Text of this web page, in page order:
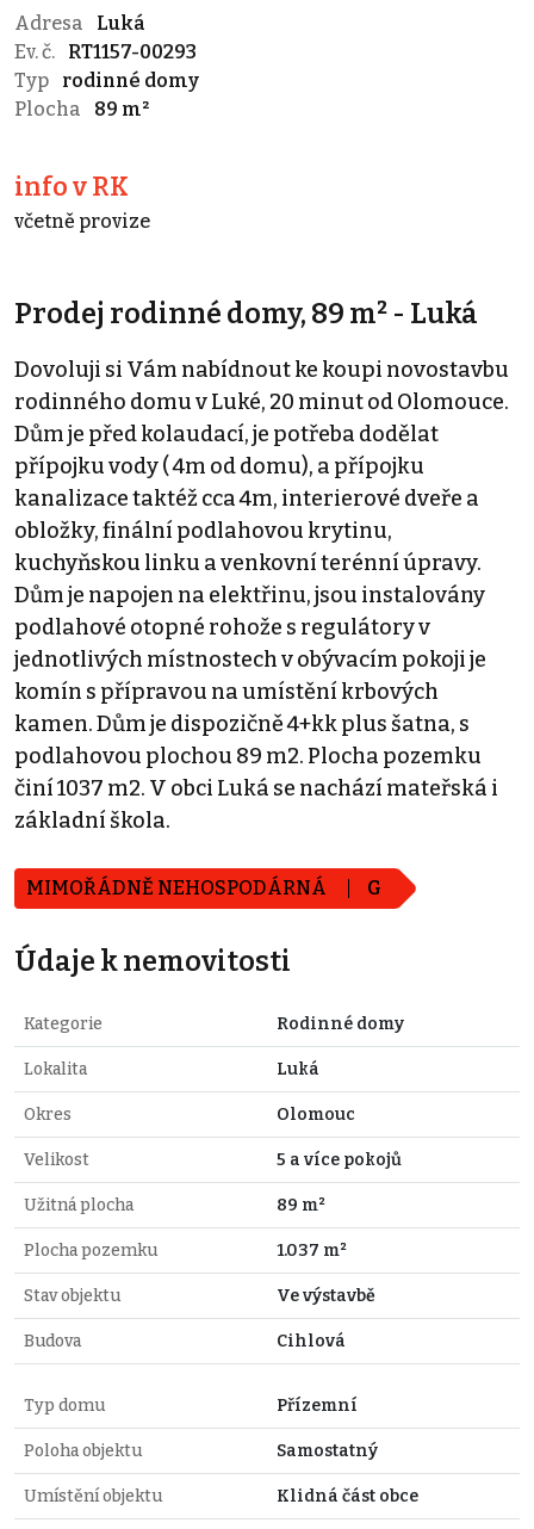
Adresa
Luká
Ev. č.
RT1157-00293
Typ
rodinné domy
Plocha
89 m²
info v RK
včetně provize
Prodej rodinné domy, 89 m² - Luká
Dovoluji si Vám nabídnout ke koupi novostavbu
rodinného domu v Luké, 20 minut od Olomouce.
Dům je před kolaudací, je potřeba dodělat
přípojku vody ( 4m od domu), a přípojku
kanalizace taktéž cca 4m, interierové dveře a
obložky, finální podlahovou krytinu,
kuchyňskou linku a venkovní terénní úpravy.
Dům je napojen na elektřinu, jsou instalovány
podlahové otopné rohože s regulátory v
jednotlivých místnostech v obývacím pokoji je
komín s přípravou na umístění krbových
kamen. Dům je dispozičně 4+kk plus šatna, s
podlahovou plochou 89 m2. Plocha pozemku
činí 1037 m2. V obci Luká se nachází mateřská i
základní škola.
MIMOŘÁDNĚ NEHOSPODÁRNÁ G
Údaje k nemovitosti
Kategorie Rodinné domy
Lokalita Luká
Okres Olomouc
Velikost 5 a více pokojů
Užitná plocha 89 m²
Plocha pozemku 1.037 m²
Stav objektu Ve výstavbě
Budova Cihlová
Typ domu Přízemní
Poloha objektu Samostatný
Umístění objektu Klidná část obce